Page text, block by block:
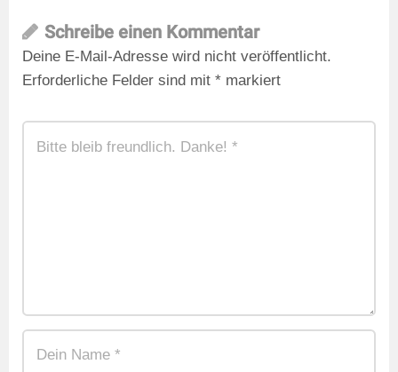
Schreibe einen Kommentar
Deine E-Mail-Adresse wird nicht veröffentlicht.
Erforderliche Felder sind mit * markiert